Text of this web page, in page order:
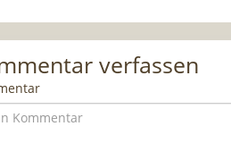
verfassen